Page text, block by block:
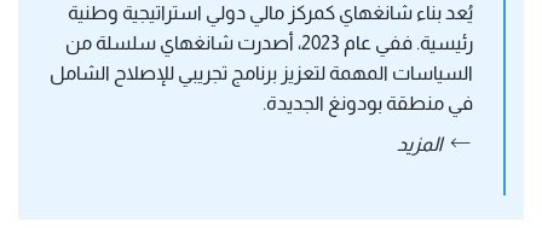
يُعد بناء شانغهاي كمركز مالي دولي استراتيجية وطنية
رئيسية. ففي عام 2023، أصدرت شانغهاي سلسلة من
السياسات المهمة لتعزيز برنامج تجريبي للإصلاح الشامل
في منطقة بودونغ الجديدة.
المزيد